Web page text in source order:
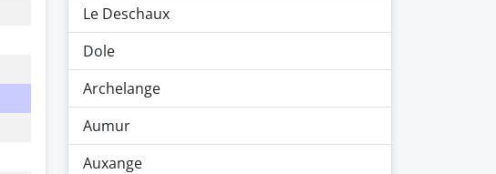
Le Deschaux
Dole
Archelange
Aumur
Auxange